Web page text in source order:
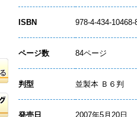
ISBN 978-4-434-10468-
ページ数 84ページ
判型 並製本 Ｂ６判
発売日 2007年5月20日